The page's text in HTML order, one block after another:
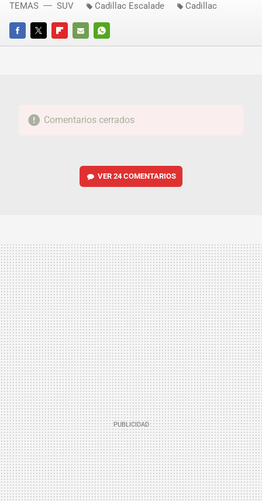
FACEBOOKTWITTERFLIPBOARD
E-
WHATSAPP
TEMAS SUV Cadillac Escalade Cadillac
Comentarios cerrados
VER 24 COMENTARIOS